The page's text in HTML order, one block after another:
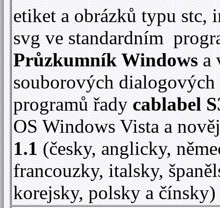
etiket a obrázků typu stc,
svg ve standardním
Průzkumník Windowsa
souborových dialogových
programů řadycablabel
OS Windows Vista a
1.1(česky, anglicky,
francouzky, italsky,
korejsky, polsky a čínsky)